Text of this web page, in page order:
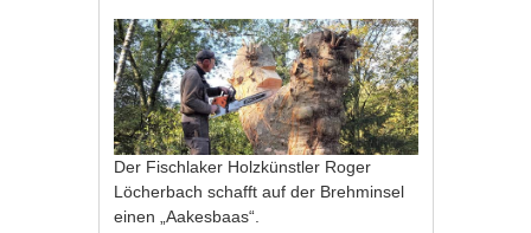
Der Fischlaker Holzkünstler Roger
Löcherbach schafft auf der Brehminsel
einen „Aakesbaas“.